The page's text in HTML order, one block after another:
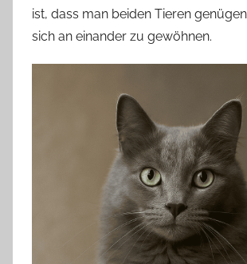
ist, dass man beiden Tieren
sich an einander zu gewöhnen.